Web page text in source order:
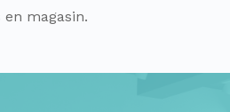
en magasin.